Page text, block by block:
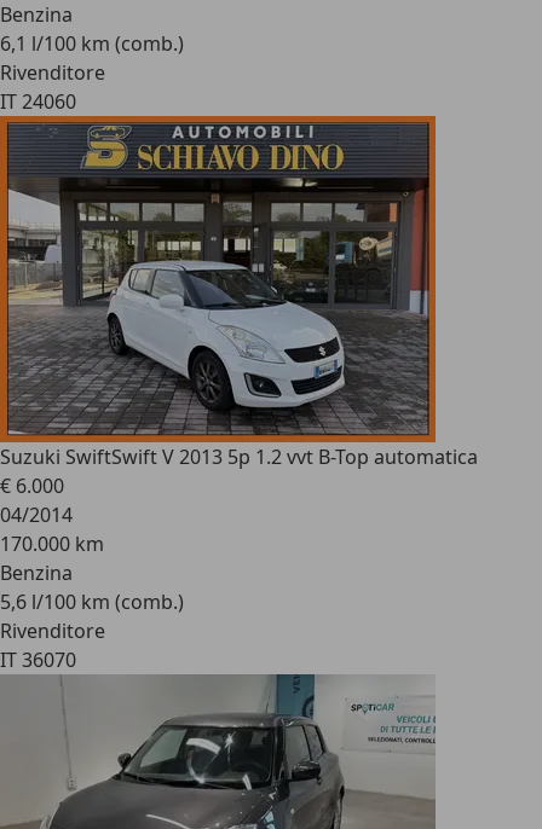
Benzina
6,1 l/100 km (comb.)
Rivenditore
IT 24060
Suzuki SwiftSwift V 2013 5p 1.2 vvt B-Top automatica
€ 6.000
04/2014
170.000 km
Benzina
5,6 l/100 km (comb.)
Rivenditore
IT 36070